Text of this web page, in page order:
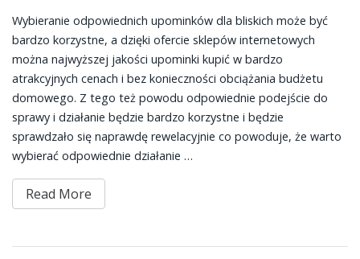
Wybieranie odpowiednich upominków dla bliskich może być
bardzo korzystne, a dzięki ofercie sklepów internetowych
można najwyższej jakości upominki kupić w bardzo
atrakcyjnych cenach i bez konieczności obciążania budżetu
domowego. Z tego też powodu odpowiednie podejście do
sprawy i działanie będzie bardzo korzystne i będzie
sprawdzało się naprawdę rewelacyjnie co powoduje, że warto
wybierać odpowiednie działanie …
Read More